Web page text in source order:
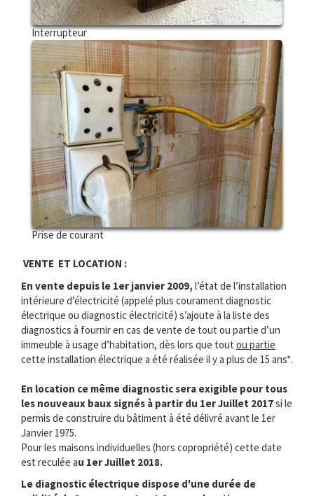
Interrupteur
Prise de courant
VENTE ET LOCATION :
En vente depuis le 1er janvier 2009, l’état de l’installation
intérieure d’électricité (appelé plus courament diagnostic
électrique ou diagnostic électricité) s’ajoute à la liste des
diagnostics à fournir en cas de vente de tout ou partie d’un
immeuble à usage d’habitation, dès lors que tout ou partie
cette installation électrique a été réalisée il y a plus de 15 ans*.
En location ce même diagnostic sera exigible pour tous
les nouveaux baux signés à partir du 1er Juillet 2017si le
permis de construire du bâtiment à été délivré avant le 1er
Janvier 1975.
Pour les maisons individuelles (hors copropriété) cette date
est reculée au 1er Juillet 2018.
Le diagnostic électrique dispose d'une durée de